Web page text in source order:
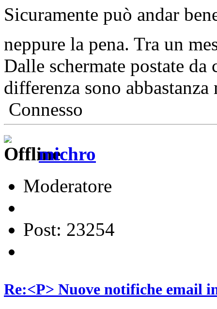
Sicuramente può andar
neppure la pena. Tra un
Dalle schermate postate da
differenza sono abbastanza
Connesso
michro
Moderatore
Post: 23254
Re:<P> Nuove notifiche email